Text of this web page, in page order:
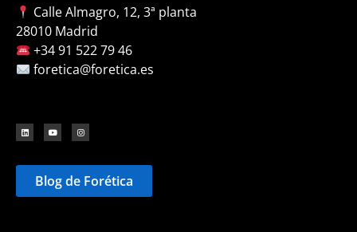
Calle Almagro, 12, 3ª planta
28010 Madrid
+34 91 522 79 46
foretica@foretica.es
Blog de Forética